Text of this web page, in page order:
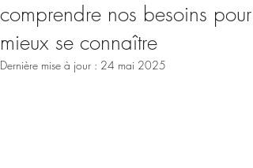
comprendre nos besoins pour
mieux se connaître
Dernière mise à jour : 24 mai 2025